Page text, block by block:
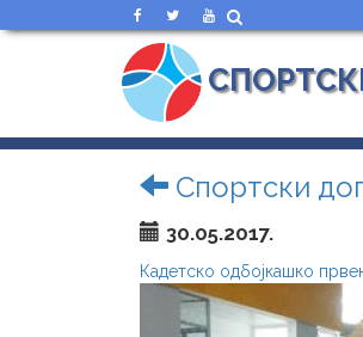
Спортски
30.05.2017.
Кадетско одбојкашко